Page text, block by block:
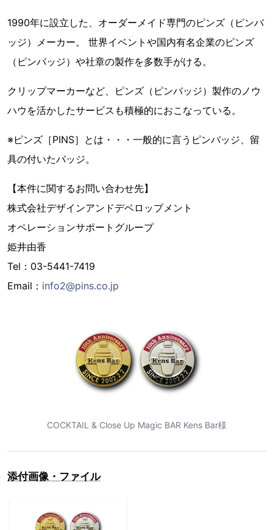
1990年に設立した、オーダーメイド専門のピンズ（ピンバ
ッジ）メーカー。 世界イベントや国内有名企業のピンズ
（ピンバッジ）や社章の製作を多数手がける。
クリップマーカーなど、ピンズ（ピンバッジ）製作のノウ
ハウを活かしたサービスも積極的におこなっている。
※ピンズ［PINS］とは・・・一般的に言うピンバッジ、留
具の付いたバッジ。
【本件に関するお問い合わせ先】
株式会社デザインアンドデベロップメント
オペレーションサポートグループ
姫井由香
Tel：03-5441-7419
Email： info2@pins.co.jp
COCKTAIL & Close Up Magic BAR Kens Bar様
添付画像・ファイル